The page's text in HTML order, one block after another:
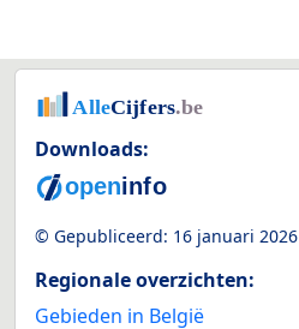
Downloads:
© Gepubliceerd: 16 januari 2026
Regionale overzichten:
Gebieden in België